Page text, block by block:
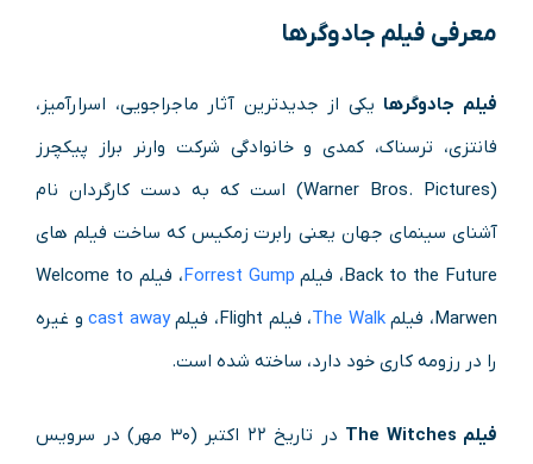
معرفی فیلم جادوگرها
فیلم جادوگرها یکی از جدیدترین آثار ماجراجویی، اسرارآمیز،
فانتزی، ترسناک، کمدی و خانوادگی شرکت وارنر براز پیکچرز
(Warner Bros. Pictures) است که به‌ دست کارگردان نام
آشنای سینمای جهان یعنی رابرت زمکیس که ساخت فیلم های
Back to the Future، فیلم
Forrest Gump
، فیلم Welcome to
Marwen، فیلم
The Walk، فیلم Flight، فیلم cast awayو غیره
را در رزومه کاری خود دارد، ساخته شده است.
فیلم The Witches
در تاریخ ۲۲ اکتبر (۳۰ مهر) در سرویس